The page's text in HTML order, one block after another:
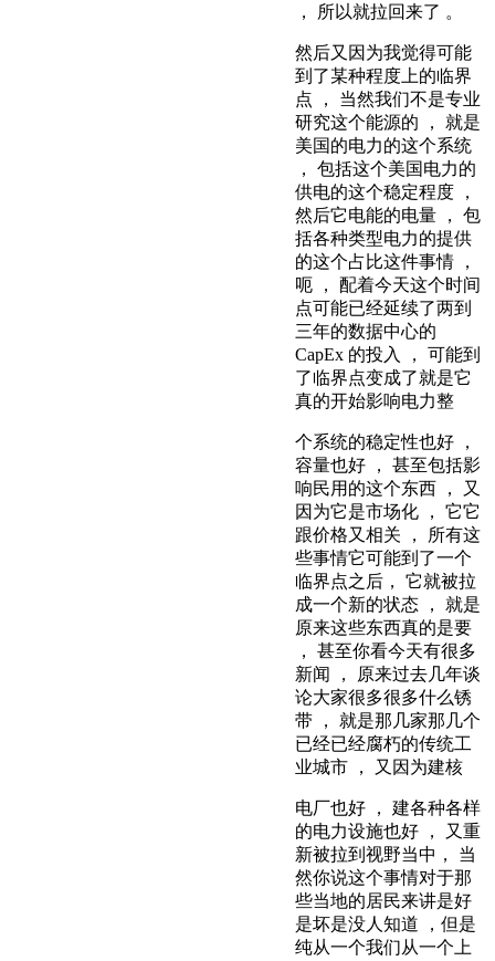
， 所以就拉回来了 。
然后又因为我觉得可能
到了某种程度上的临界
点 ， 当然我们不是专业
研究这个能源的 ， 就是
美国的电力的这个系统
， 包括这个美国电力的
供电的这个稳定程度 ，
然后它电能的电量 ， 包
括各种类型电力的提供
的这个占比这件事情 ，
呃 ， 配着今天这个时间
点可能已经延续了两到
三年的数据中心的
CapEx 的投入 ， 可能到
了临界点变成了就是它
真的开始影响电力整
个系统的稳定性也好 ，
容量也好 ， 甚至包括影
响民用的这个东西 ， 又
因为它是市场化 ， 它它
跟价格又相关 ， 所有这
些事情它可能到了一个
临界点之后， 它就被拉
成一个新的状态 ， 就是
原来这些东西真的是要
， 甚至你看今天有很多
新闻 ， 原来过去几年谈
论大家很多很多什么锈
带 ， 就是那几家那几个
已经已经腐朽的传统工
业城市 ， 又因为建核
电厂也好 ， 建各种各样
的电力设施也好 ， 又重
新被拉到视野当中， 当
然你说这个事情对于那
些当地的居民来讲是好
是坏是没人知道 ，但是
纯从一个我们从一个上